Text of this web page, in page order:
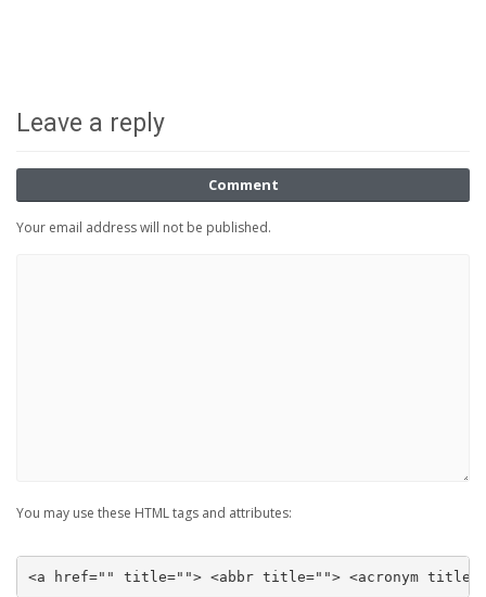
Leave a reply
Comment
Your email address will not be published.
You may use these HTML tags and attributes:
<a href="" title=""> <abbr title=""> <acronym